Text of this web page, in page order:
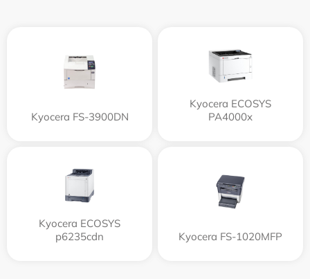
Kyocera FS-3900DN
Kyocera ECOSYS
PA4000x
Kyocera ECOSYS
p6235cdn
Kyocera FS-1020MFP